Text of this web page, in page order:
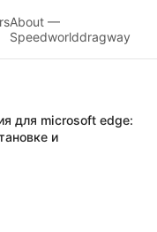
About —
Speedworlddragway
для microsoft edge:
и